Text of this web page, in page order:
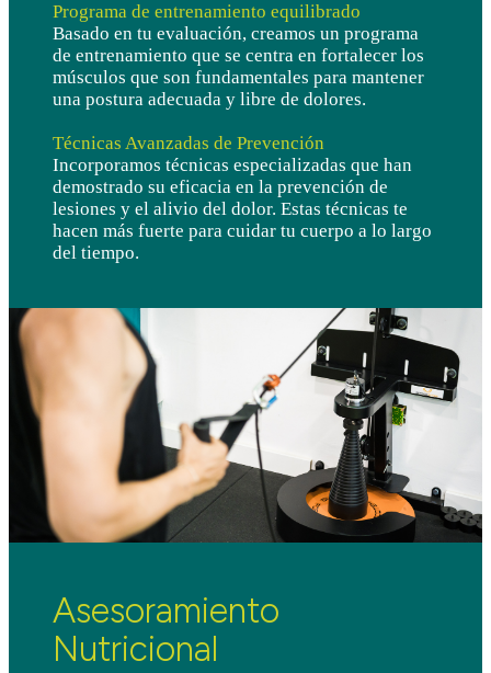
Programa de entrenamiento equilibrado
Basado en tu evaluación, creamos un programa
de entrenamiento que se centra en fortalecer los
músculos que son fundamentales para mantener
una postura adecuada y libre de dolores.
Técnicas Avanzadas de Prevención
Incorporamos técnicas especializadas que han
demostrado su eficacia en la prevención de
lesiones y el alivio del dolor. Estas técnicas te
hacen más fuerte para cuidar tu cuerpo a lo largo
del tiempo.
Asesoramiento
Nutricional